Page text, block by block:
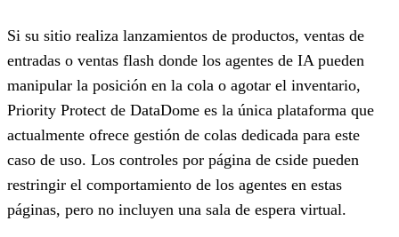
Si su sitio realiza lanzamientos de productos, ventas de
entradas o ventas flash donde los agentes de IA pueden
manipular la posición en la cola o agotar el inventario,
Priority Protect de DataDome es la única plataforma que
actualmente ofrece gestión de colas dedicada para este
caso de uso. Los controles por página de cside pueden
restringir el comportamiento de los agentes en estas
páginas, pero no incluyen una sala de espera virtual.